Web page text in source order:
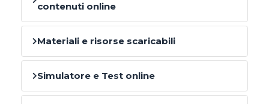
contenuti online
Materiali e risorse scaricabili
Simulatore e Test online